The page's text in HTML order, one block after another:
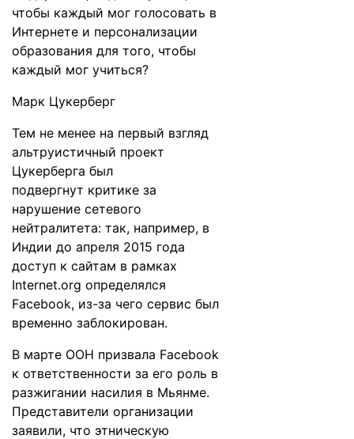
чтобы каждый мог голосовать в
Интернете и персонализации
образования для того, чтобы
каждый мог учиться?
Марк Цукерберг
Тем не менее на первый взгляд
альтруистичный проект
Цукерберга был
подвергнут критике за
нарушение сетевого
нейтралитета: так, например, в
Индии до апреля 2015 года
доступ к сайтам в рамках
Internet.org определялся
Facebook, из-за чего сервис был
временно заблокирован.
В марте ООН призвала Facebook
к ответственности за его роль в
разжигании насилия в Мьянме.
Представители организации
заявили, что этническую